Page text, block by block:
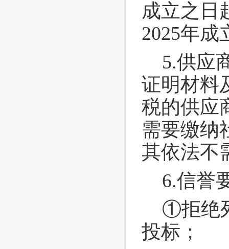
成立之日
2025年
5.供应
证明材料
税的供应
需要缴纳
其依法不
6.信誉
①拒绝
投标；